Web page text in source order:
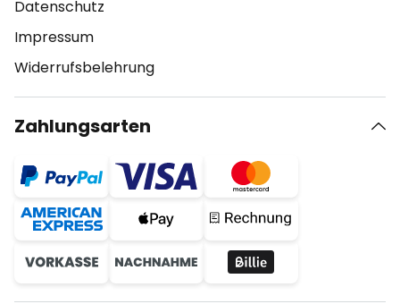
Datenschutz
Impressum
Widerrufsbelehrung
Zahlungsarten